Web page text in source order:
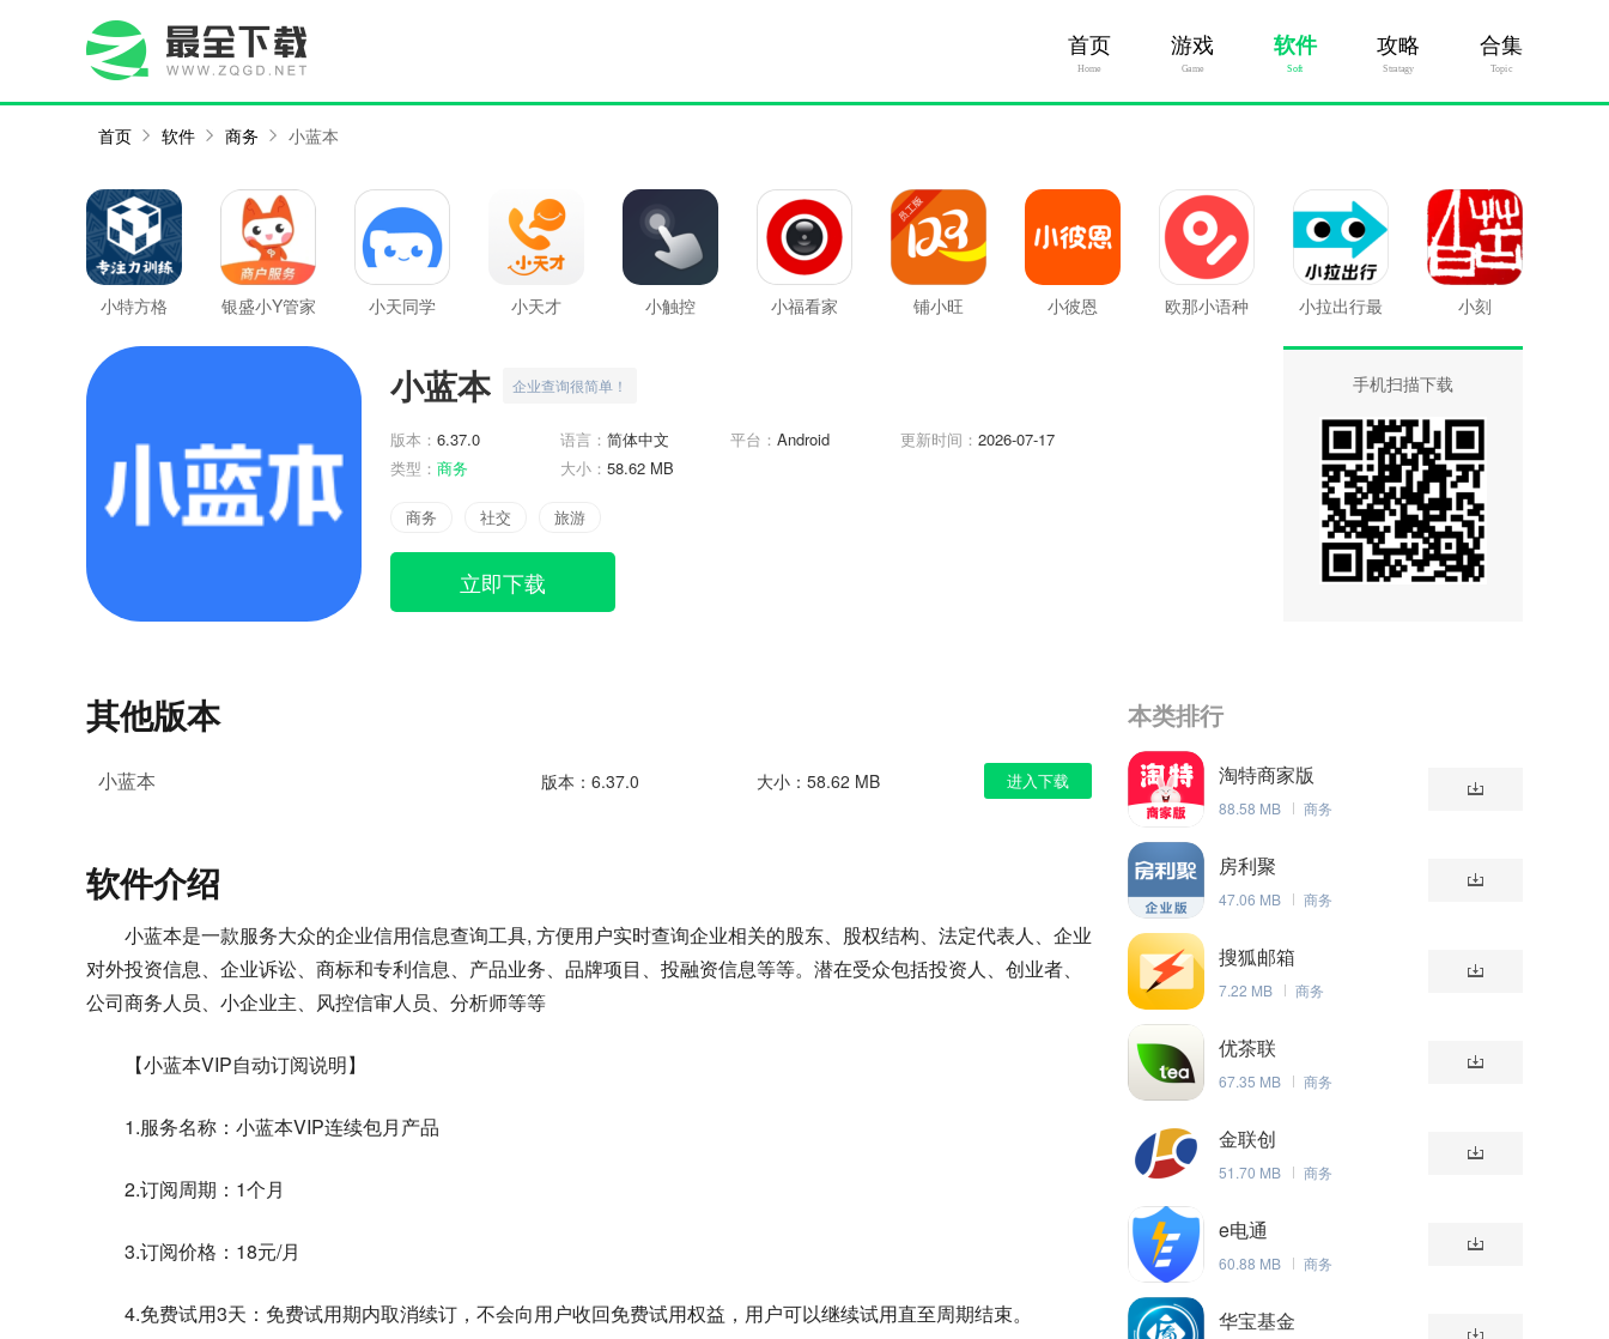
首页
Home
游戏
Game
软件
Soft
攻略
Stratagy
合集
Topic
首页 软件 商务 小蓝本
小特方格 银盛小Y管家 小天同学 小天才 小触控 小福看家 铺小旺 小彼恩 欧那小语种
小拉出行最
小刻
手机扫描下载
小蓝本 企业查询很简单！
版本： 6.37.0 语言： 简体中文 平台： Android 更新时间： 2026-07-17
类型： 商务 大小： 58.62 MB
商务 社交 旅游
立即下载
其他版本
小蓝本 版本：6.37.0 大小：58.62 MB 进入下载
软件介绍
小蓝本是一款服务大众的企业信用信息查询工具, 方便用户实时查询企业相关的股东、股权结构、法定代表人、企业
对外投资信息、企业诉讼、商标和专利信息、产品业务、品牌项目、投融资信息等等。潜在受众包括投资人、创业者、
公司商务人员、小企业主、风控信审人员、分析师等等
【小蓝本VIP自动订阅说明】
1.服务名称：小蓝本VIP连续包月产品
2.订阅周期：1个月
3.订阅价格：18元/月
4.免费试用3天：免费试用期内取消续订，不会向用户收回免费试用权益，用户可以继续试用直至周期结束。
本类排行
淘特商家版
88.58 MB 商务
房利聚
47.06 MB 商务
搜狐邮箱
7.22 MB 商务
优茶联
67.35 MB 商务
金联创
51.70 MB 商务
e电通
60.88 MB 商务
华宝基金